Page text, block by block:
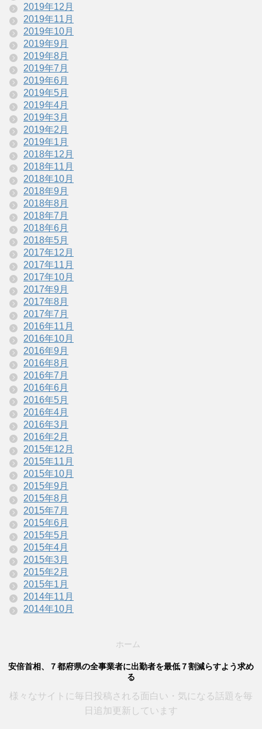
2019年12月
2019年11月
2019年10月
2019年9月
2019年8月
2019年7月
2019年6月
2019年5月
2019年4月
2019年3月
2019年2月
2019年1月
2018年12月
2018年11月
2018年10月
2018年9月
2018年8月
2018年7月
2018年6月
2018年5月
2017年12月
2017年11月
2017年10月
2017年9月
2017年8月
2017年7月
2016年11月
2016年10月
2016年9月
2016年8月
2016年7月
2016年6月
2016年5月
2016年4月
2016年3月
2016年2月
2015年12月
2015年11月
2015年10月
2015年9月
2015年8月
2015年7月
2015年6月
2015年5月
2015年4月
2015年3月
2015年2月
2015年1月
2014年11月
2014年10月
ホーム
安倍首相、７都府県の全事業者に出勤者を最低７割減らすよう求め
る
様々なサイトに毎日投稿される面白い・気になる話題を毎
日追加更新しています